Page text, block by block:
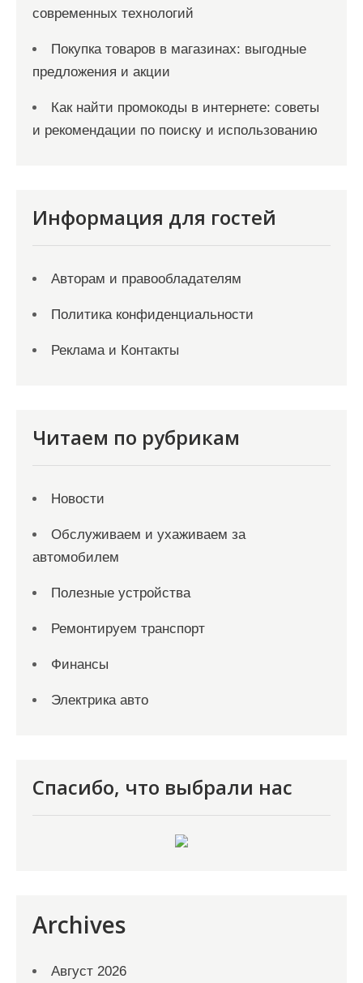
современных технологий
Покупка товаров в магазинах: выгодные
предложения и акции
Как найти промокоды в интернете: советы
и рекомендации по поиску и использованию
Информация для гостей
Авторам и правообладателям
Политика конфиденциальности
Реклама и Контакты
Читаем по рубрикам
Новости
Обслуживаем и ухаживаем за
автомобилем
Полезные устройства
Ремонтируем транспорт
Финансы
Электрика авто
Спасибо, что выбрали нас
Archives
Август 2026